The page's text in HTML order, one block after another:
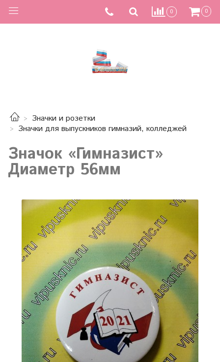
0 0
Значки и розетки
Значки для выпускников гимназий, колледжей
Значок «Гимназист»
Диаметр 56мм